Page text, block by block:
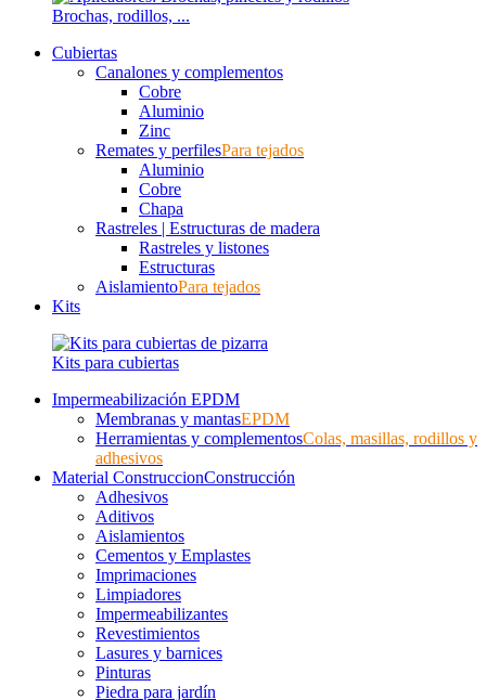
Brochas, rodillos, ...
Cubiertas
Canalones y complementos
Cobre
Aluminio
Zinc
Remates y perfilesPara tejados
Aluminio
Cobre
Chapa
Rastreles | Estructuras de madera
Rastreles y listones
Estructuras
AislamientoPara tejados
Kits
Kits para cubiertas
Impermeabilización EPDM
Membranas y mantasEPDM
Herramientas y complementosColas, masillas, rodillos y
adhesivos
Material ConstruccionConstrucción
Adhesivos
Aditivos
Aislamientos
Cementos y Emplastes
Imprimaciones
Limpiadores
Impermeabilizantes
Revestimientos
Lasures y barnices
Pinturas
Piedra para jardín